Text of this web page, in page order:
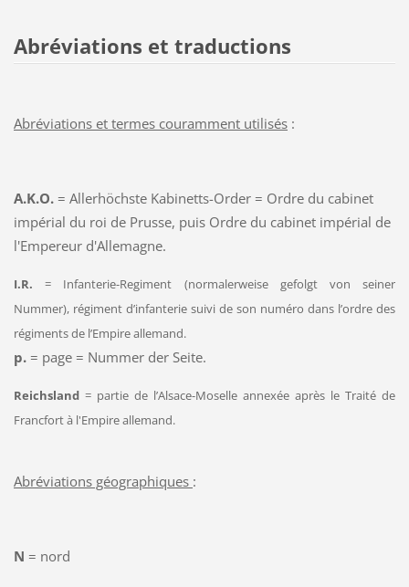
Abréviations et traductions
Abréviations et termes couramment utilisés:
A.K.O.= Allerhöchste Kabinetts-Order = Ordre du cabinet
impérial du roi de Prusse, puis Ordre du cabinet impérial de
l'Empereur d'Allemagne.
I.R.= Infanterie-Regiment (normalerweise gefolgt von seiner
Nummer), régiment d’infanterie suivi de son numéro dans l’ordre des
régiments de l’Empire allemand.
p.= page = Nummer der Seite.
Reichsland = partie de l’Alsace-Moselle annexée après le Traité de
Francfort à l'Empire allemand.
Abréviations géographiques :
N = nord